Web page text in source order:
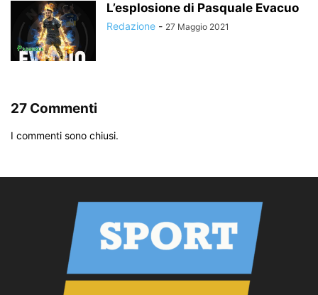
L’esplosione di Pasquale Evacuo
Redazione - 27 Maggio 2021
27 Commenti
I commenti sono chiusi.